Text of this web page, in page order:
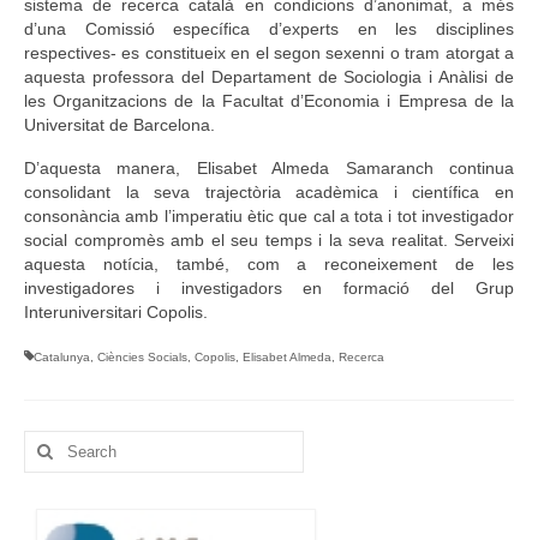
sistema de recerca català en condicions d’anonimat, a més
d’una Comissió específica d’experts en les disciplines
respectives- es constitueix en el segon sexenni o tram atorgat a
aquesta professora del Departament de Sociologia i Anàlisi de
les Organitzacions de la Facultat d’Economia i Empresa de la
Universitat de Barcelona.
D’aquesta manera, Elisabet Almeda Samaranch continua
consolidant la seva trajectòria acadèmica i científica en
consonància amb l’imperatiu ètic que cal a tota i tot investigador
social compromès amb el seu temps i la seva realitat. Serveixi
aquesta notícia, també, com a reconeixement de les
investigadores i investigadors en formació del Grup
Interuniversitari Copolis.
Catalunya Ciències Socials Copolis Elisabet Almeda Recerca
Search
for: